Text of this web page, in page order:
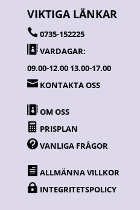
VIKTIGA LÄNKAR
 0735-152225
VARDAGAR:
09.00-12.00 13.00-17.00
 KONTAKTA OSS
OM OSS
 PRISPLAN
VANLIGA FRÅGOR
 ALLMÄNNA VILLKOR
 INTEGRITETSPOLICY